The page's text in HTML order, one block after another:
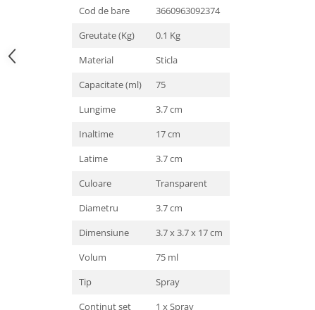
Cod de bare
3660963092374
Greutate (Kg)
0.1 Kg
Material
Sticla
Capacitate (ml)
75
Lungime
3.7 cm
Inaltime
17 cm
Latime
3.7 cm
Culoare
Transparent
Diametru
3.7 cm
Dimensiune
3.7 x 3.7 x 17 cm
Volum
75 ml
Tip
Spray
Continut set
1 x Spray